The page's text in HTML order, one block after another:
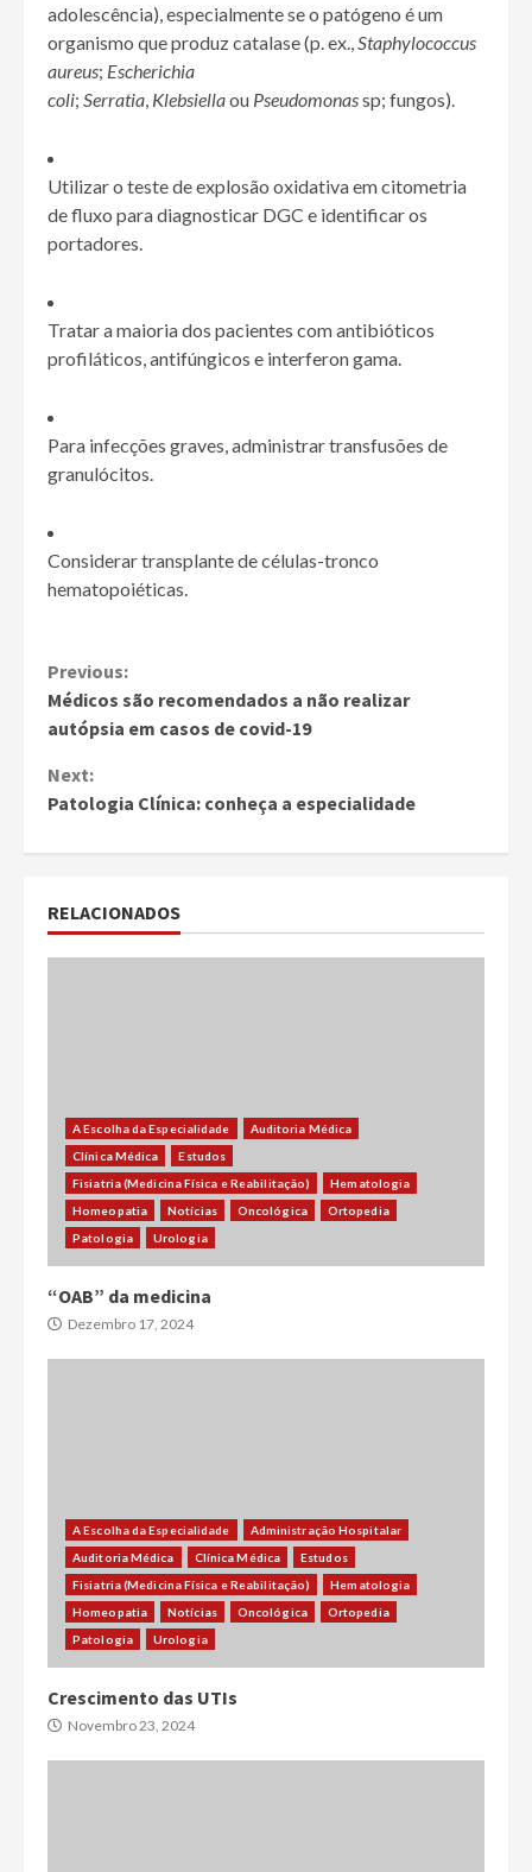
adolescência), especialmente se o patógeno é um
organismo que produz catalase (p. ex.,Staphylococcus
aureus; Escherichia
coli; Serratia, Klebsiellaou Pseudomonassp; fungos).
Utilizar o teste de explosão oxidativa em citometria
de fluxo para diagnosticar DGC e identificar os
portadores.
Tratar a maioria dos pacientes com antibióticos
profiláticos, antifúngicos e interferon gama.
Para infecções graves, administrar transfusões de
granulócitos.
Considerar transplante de células-tronco
hematopoiéticas.
Continue
Reading
Previous:
Médicos são recomendados a não realizar
autópsia em casos de covid-19
Next:
Patologia Clínica: conheça a especialidade
RELACIONADOS
A Escolha da Especialidade
Auditoria Médica
Clínica Médica
Estudos
Fisiatria (Medicina Física e Reabilitação)
Hematologia
Homeopatia
Notícias Oncológica
Ortopedia
Patologia
Urologia
“OAB” da medicina
Dezembro 17, 2024
A Escolha da Especialidade
Administração Hospitalar
Auditoria Médica
Clínica Médica
Estudos
Fisiatria (Medicina Física e Reabilitação)
Hematologia
Homeopatia
Notícias Oncológica
Ortopedia
Patologia
Urologia
Crescimento das UTIs
Novembro 23, 2024